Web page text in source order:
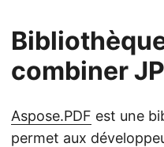
combiner
Aspose.PDF est une
permet aux